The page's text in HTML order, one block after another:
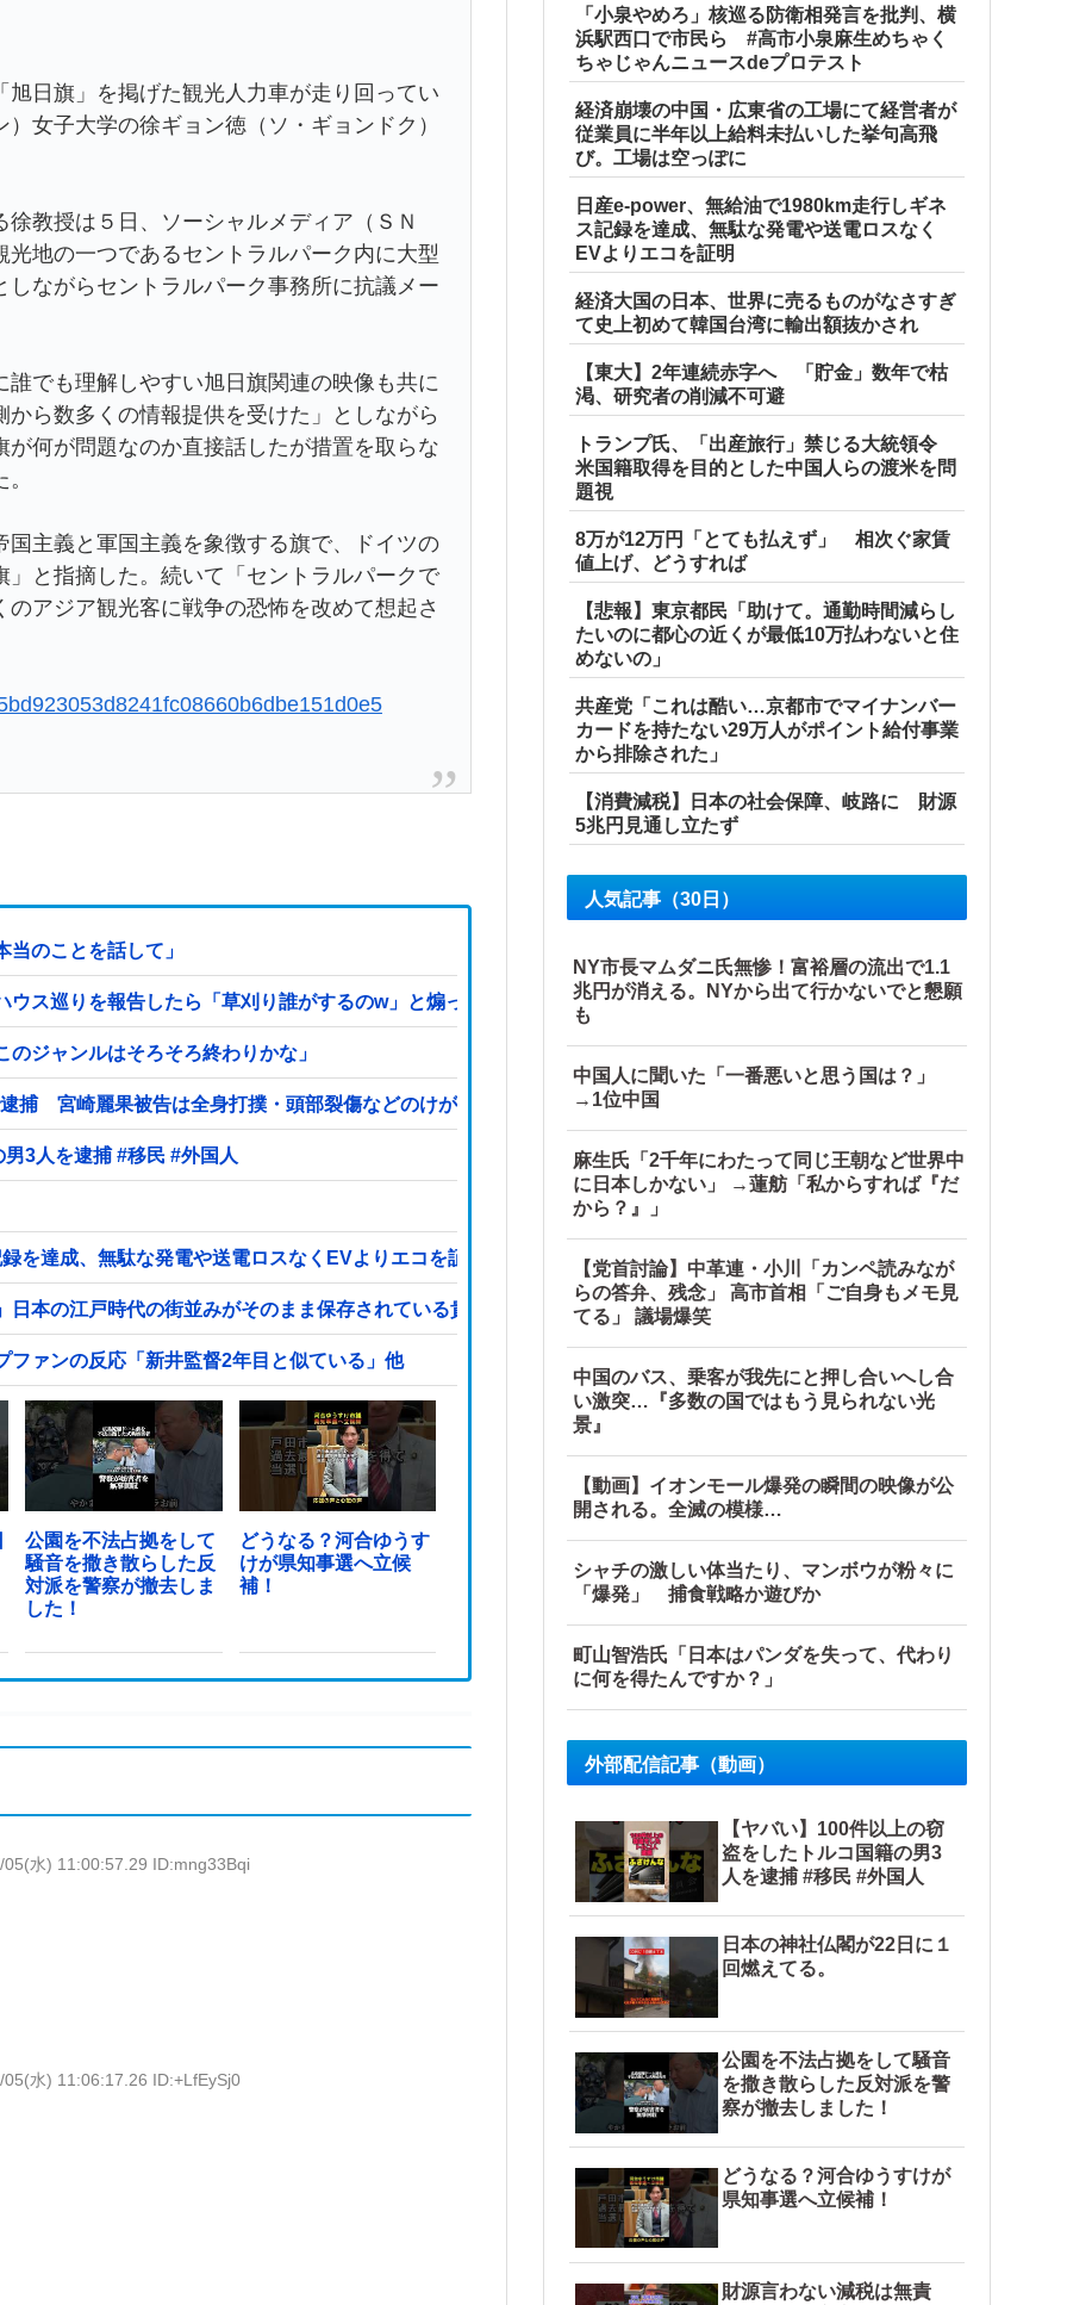
日旗」を掲げた観光人力車が走り回ってい
女子大学の徐ギョン徳（ソ・ギョンドク）
教授は５日、ソーシャルメディア（ＳＮ
地の一つであるセントラルパーク内に大型
ながらセントラルパーク事務所に抗議メー
でも理解しやすい旭日旗関連の映像も共に
ら数多くの情報提供を受けた」としながら
何が問題なのか直接話したが措置を取らな
主義と軍国主義を象徴する旗で、ドイツの
と指摘した。続いて「セントラルパークで
アジア観光客に戦争の恐怖を改めて想起さ
のことを話して」
ウス巡りを報告したら「草刈り誰がするのw」と煽ってきたので…旦那が放った「一言」に義母オロオロｗｗ←嫌味を逆手
ジャンルはそろそろ終わりかな」
捕 宮崎麗果被告は全身打撲・頭部裂傷などのけが
【ヤバい】100件以上の窃盗をしたトルコ国籍の男3人を逮捕 #移民 #外国人
を達成、無駄な発電や送電ロスなくEVよりエコを証明
本の江戸時代の街並みがそのまま保存されている貴重な場所とは・・・？【海外の反応】
ァンの反応「新井監督2年目と似ている」他
公園を不法占拠をして
騒音を撒き散らした反
対派を警察が撤去しま
した！
どうなる？河合ゆうす
けが県知事選へ立候
補！
水) 11:00:57.29 ID:mng33Bqi
水) 11:06:17.26 ID:+LfEySj0
「小泉やめろ」核巡る防衛相発言を批判、横
浜駅西口で市民ら #高市小泉麻生めちゃく
ちゃじゃんニュースdeプロテスト
経済崩壊の中国・広東省の工場にて経営者が
従業員に半年以上給料未払いした挙句高飛
び。工場は空っぽに
日産e-power、無給油で1980km走行しギネ
ス記録を達成、無駄な発電や送電ロスなく
EVよりエコを証明
経済大国の日本、世界に売るものがなさすぎ
て史上初めて韓国台湾に輸出額抜かされ
【東大】2年連続赤字へ 「貯金」数年で枯
渇、研究者の削減不可避
トランプ氏、「出産旅行」禁じる大統領令
米国籍取得を目的とした中国人らの渡米を問
題視
8万が12万円「とても払えず」 相次ぐ家賃
値上げ、どうすれば
【悲報】東京都民「助けて。通勤時間減らし
たいのに都心の近くが最低10万払わないと住
めないの」
共産党「これは酷い…京都市でマイナンバー
カードを持たない29万人がポイント給付事業
から排除された」
【消費減税】日本の社会保障、岐路に 財源
5兆円見通し立たず
人気記事（30日）
NY市長マムダニ氏無惨！富裕層の流出で1.1
兆円が消える。NYから出て行かないでと懇願
も
中国人に聞いた「一番悪いと思う国は？」
→1位中国
麻生氏「2千年にわたって同じ王朝など世界中
に日本しかない」 →蓮舫「私からすれば『だ
から？』」
【党首討論】中革連・小川「カンペ読みなが
らの答弁、残念」 高市首相「ご自身もメモ見
てる」 議場爆笑
中国のバス、乗客が我先にと押し合いへし合
い激突…『多数の国ではもう見られない光
景』
【動画】イオンモール爆発の瞬間の映像が公
開される。全滅の模様…
シャチの激しい体当たり、マンボウが粉々に
「爆発」 捕食戦略か遊びか
町山智浩氏「日本はパンダを失って、代わり
に何を得たんですか？」
外部配信記事（動画）
【ヤバい】100件以上の窃
盗をしたトルコ国籍の男3
人を逮捕 #移民 #外国人
日本の神社仏閣が22日に１
回燃えてる。
公園を不法占拠をして騒音
を撒き散らした反対派を警
察が撤去しました！
どうなる？河合ゆうすけが
県知事選へ立候補！
財源言わない減税は無責